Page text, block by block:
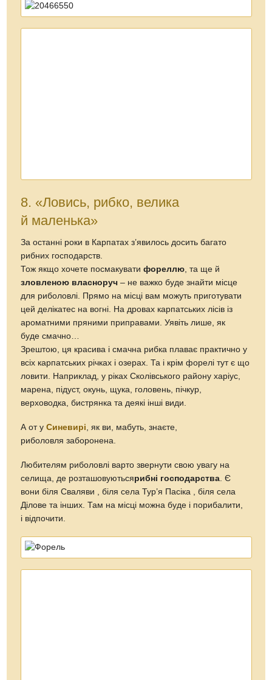
8. «Ловись, рибко, велика
й маленька»
За останні роки в Карпатах з’явилось досить багато
рибних господарств.
Тож якщо хочете посмакуватифореллю , та ще й
зловленою власноруч – не важко буде знайти місце
для риболовлі. Прямо на місці вам можуть приготувати
цей делікатес на вогні. На дровах карпатських лісів із
ароматними пряними приправами. Уявіть лише, як
буде смачно…
Зрештою, ця красива і смачна рибка плаває практично у
всіх карпатських річках і озерах. Та і крім форелі тут є що
ловити. Наприклад, у ріках Сколівського району харіус,
марена, підуст, окунь, щука, головень, пічкур,
верховодка, бистрянка та деякі інші види.
А от уСиневирі , як ви, мабуть, знаєте,
риболовля заборонена.
Любителям риболовлі варто звернути свою увагу на
селища, де розташовуютьсярибні господарства . Є
вони біля Сваляви , біля села Тур’я Пасіка , біля села
Ділове та інших. Там на місці можна буде і порибалити,
і відпочити.